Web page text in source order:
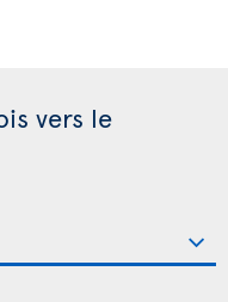
vers le